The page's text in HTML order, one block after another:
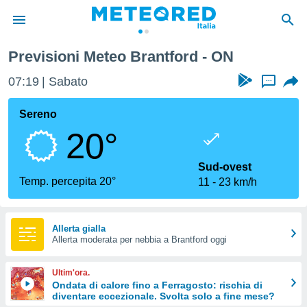
di
per
le
di
Web
le
Previsioni Meteo Brantford - ON
07:19 Sabato ...
Sereno
20°
Temp. percepita 20°
Sud-ovest
11
23 km/h
Allerta gialla
Allerta moderata per nebbia a Brantford oggi
Ultim'ora.
Ondata di calore fino a Ferragosto: rischia di
diventare eccezionale. Svolta solo a fine mese?